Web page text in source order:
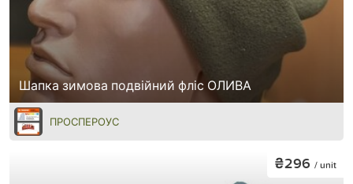
Шапка зимова подвійний фліс ОЛИВА
ПРОСПЕРОУС
₴296 / unit